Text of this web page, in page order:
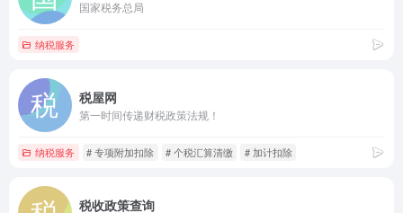
国家税务总局
纳税服务
税屋网
第一时间传递财税政策法规！
纳税服务 # 专项附加扣除 # 个税汇算清缴 # 加计扣除
税收政策查询